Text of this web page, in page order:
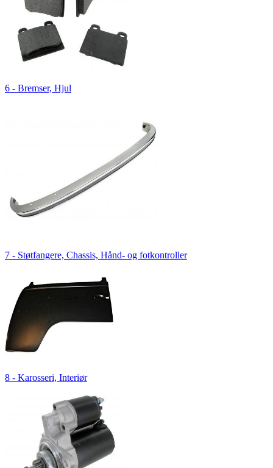
6 - Bremser, Hjul
7 - Støtfangere, Chassis, Hånd- og fotkontroller
8 - Karosseri, Interiør